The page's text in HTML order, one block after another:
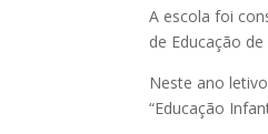
A escola foi
de Educação
Neste ano
“Educação